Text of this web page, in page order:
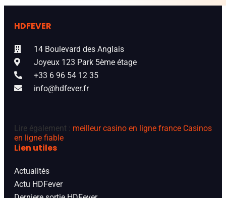
HDFEVER
14 Boulevard des Anglais
Joyeux 123 Park 5ème étage
+33 6 96 54 12 35
info@hdfever.fr
Lire également : meilleur casino en ligne france Casinos
en ligne fiable
Lien utiles
Actualités
Actu HDFever